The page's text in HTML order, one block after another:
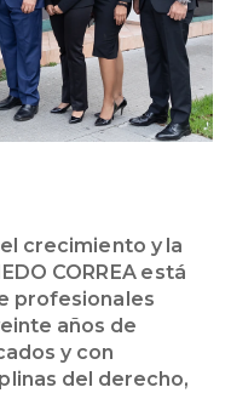
crecimiento y la
CORREA está
profesionales
años de
y con
del derecho,